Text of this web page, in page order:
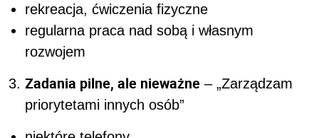
rekreacja, ćwiczenia fizyczne
regularna praca nad sobą i własnym
rozwojem
Zadania pilne, ale nieważne – „Zarządzam
priorytetami innych osób”